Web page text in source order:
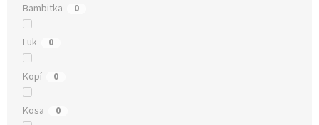
Bambitka 0
Luk 0
Kopí 0
Kosa 0